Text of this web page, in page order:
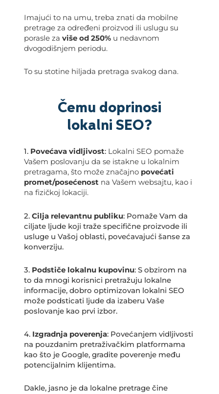
Imajući to na umu, treba znati da mobilne
pretrage za određeni proizvod ili uslugu su
porasle zaviše od 250% u nedavnom
dvogodišnjem periodu.
To su stotine hiljada pretraga svakog dana.
Čemu doprinosi
lokalni SEO?
1. Povećava vidljivost: Lokalni SEO pomaže
Vašem poslovanju da se istakne u lokalnim
pretragama, što može značajno povećati
promet/posećenost na Vašem websajtu, kao i
na fizičkoj lokaciji.
2.Cilja relevantnu publiku: Pomaže Vam da
ciljate ljude koji traže specifične proizvode ili
usluge u Vašoj oblasti, povećavajući šanse za
konverziju.
3. Podstiče lokalnu kupovinu: S obzirom na
to da mnogi korisnici pretražuju lokalne
informacije, dobro optimizovan lokalni SEO
može podsticati ljude da izaberu Vaše
poslovanje kao prvi izbor.
4. Izgradnja poverenja: Povećanjem vidljivosti
na pouzdanim pretraživačkim platformama
kao što je Google, gradite poverenje među
potencijalnim klijentima.
Dakle, jasno je da lokalne pretrage čine